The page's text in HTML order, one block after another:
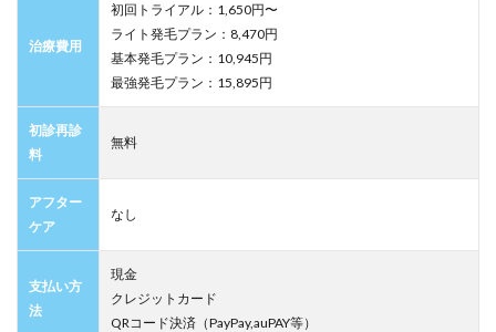
治療費用
初回トライアル：1,650円〜
ライト発毛プラン：8,470円
基本発毛プラン：10,945円
最強発毛プラン：15,895円
初診再診
料
無料
アフター
ケア
なし
支払い方
法
現金
クレジットカード
QRコード決済（PayPay,auPAY等）